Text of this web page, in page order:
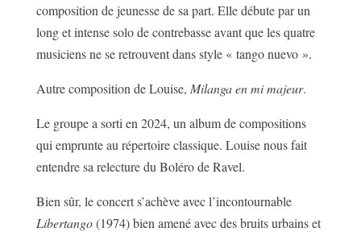
composition de jeunesse de sa part. Elle débute par un
long et intense solo de contrebasse avant que les quatre
musiciens ne se retrouvent dans style « tango nuevo ».
Autre composition de Louise, Milanga en mi majeur.
Le groupe a sorti en 2024, un album de compositions
qui emprunte au répertoire classique. Louise nous fait
entendre sa relecture du Boléro de Ravel.
Bien sûr, le concert s’achève avec l’incontournable
Libertango(1974) bien amené avec des bruits urbains et